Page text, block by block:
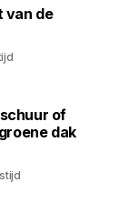
van de
of
dak